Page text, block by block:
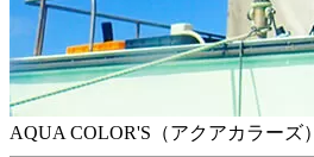
AQUA COLOR'S（アクアカラーズ）